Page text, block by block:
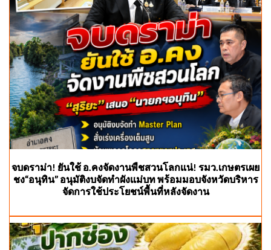
จบดราม่า! ยันใช้ อ.คงจัดงานพืชสวนโลกแน่! รมว.เกษตรเผย
ชง“อนุทิน” อนุมัติงบจัดทำผังแม่บท พร้อมมอบจังหวัดบริหาร
จัดการใช้ประโยชน์พื้นที่หลังจัดงาน